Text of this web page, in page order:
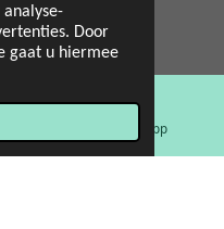
Door
gaat u hiermee
WhatsApp